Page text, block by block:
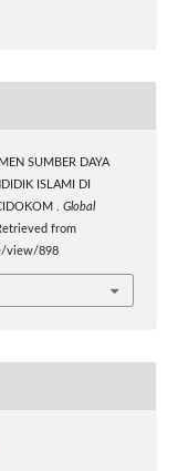
SUMBER DAYA
ISLAMI DI
. Global
from
view/898